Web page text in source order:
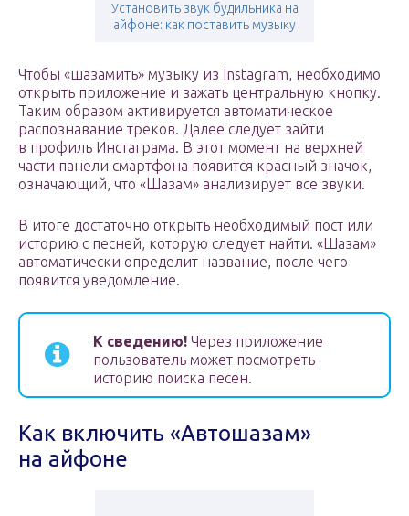
Установить звук будильника на
айфоне: как поставить музыку
Чтобы «шазамить» музыку из Instagram, необходимо
открыть приложение и зажать центральную кнопку.
Таким образом активируется автоматическое
распознавание треков. Далее следует зайти
в профиль Инстаграма. В этот момент на верхней
части панели смартфона появится красный значок,
означающий, что «Шазам» анализирует все звуки.
В итоге достаточно открыть необходимый пост или
историю с песней, которую следует найти. «Шазам»
автоматически определит название, после чего
появится уведомление.
К сведению! Через приложение
пользователь может посмотреть
историю поиска песен.
Как включить «Автошазам»
на айфоне